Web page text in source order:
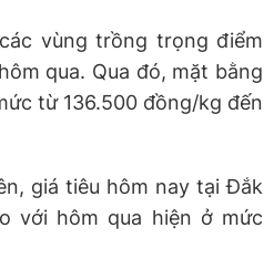
vùng trồng trọng điểm
qua. Qua đó, mặt bằng
từ 136.500 đồng/kg đến
giá tiêu hôm nay tại Đắk
với hôm qua hiện ở mức